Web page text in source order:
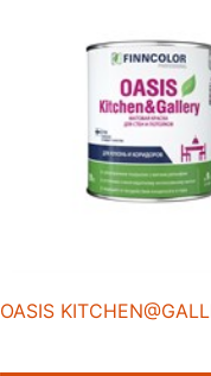
OASIS